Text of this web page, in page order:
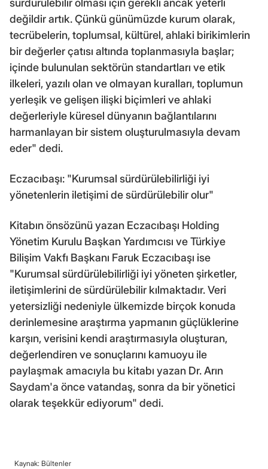
sürdürülebilir olması için gerekli ancak yeterli
değildir artık. Çünkü günümüzde kurum olarak,
tecrübelerin, toplumsal, kültürel, ahlaki birikimlerin
bir değerler çatısı altında toplanmasıyla başlar;
içinde bulunulan sektörün standartları ve etik
ilkeleri, yazılı olan ve olmayan kuralları, toplumun
yerleşik ve gelişen ilişki biçimleri ve ahlaki
değerleriyle küresel dünyanın bağlantılarını
harmanlayan bir sistem oluşturulmasıyla devam
eder" dedi.
Eczacıbaşı: "Kurumsal sürdürülebilirliği iyi
yönetenlerin iletişimi de sürdürülebilir olur"
Kitabın önsözünü yazan Eczacıbaşı Holding
Yönetim Kurulu Başkan Yardımcısı ve Türkiye
Bilişim Vakfı Başkanı Faruk Eczacıbaşı ise
"Kurumsal sürdürülebilirliği iyi yöneten şirketler,
iletişimlerini de sürdürülebilir kılmaktadır. Veri
yetersizliği nedeniyle ülkemizde birçok konuda
derinlemesine araştırma yapmanın güçlüklerine
karşın, verisini kendi araştırmasıyla oluşturan,
değerlendiren ve sonuçlarını kamuoyu ile
paylaşmak amacıyla bu kitabı yazan Dr. Arın
Saydam'a önce vatandaş, sonra da bir yönetici
olarak teşekkür ediyorum" dedi.
Kaynak: Bültenler